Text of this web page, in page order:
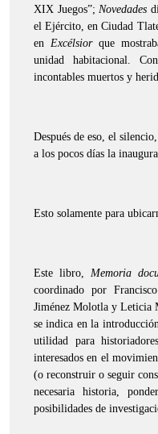
XIX Juegos”;Novedades
el Ejército, en Ciudad
en Excélsiorque
unidad habitacional.
incontables muertos y
Después de eso, el
a los pocos días la
Esto solamente para
Este libro, Memoria
coordinado por
Jiménez Molotla y Leticia
se indica en la
utilidad para
interesados en el
(o reconstruir o seguir
necesaria historia,
posibilidades de